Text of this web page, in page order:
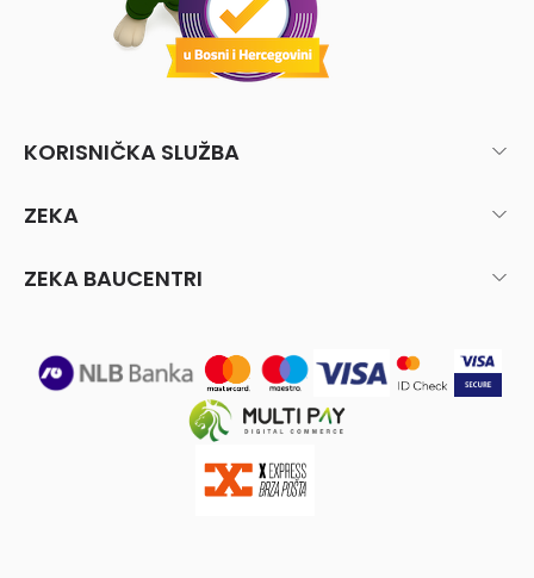
KORISNIČKA SLUŽBA
ZEKA
ZEKA BAUCENTRI